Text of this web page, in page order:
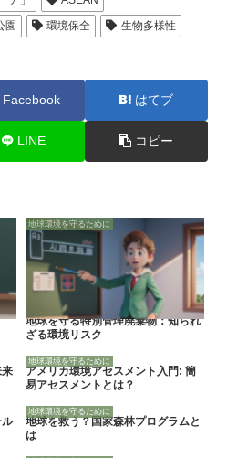
園 環境保全
生物多様性
Facebook はてブ
LINE コピー
地球環境を守るために
地球を守る特別管理廃棄物：知られ
ざる環境リスク
地球環境を守るために
アメリカ環境アセスメント入門: 簡
易アセスメントとは？
地球環境を守るために
地球を救う？国家森林プログラムと
は